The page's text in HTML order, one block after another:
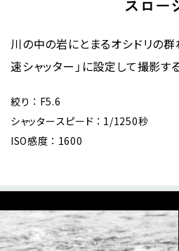
スロー
川の中の岩にとまるオシドリの
速シャッター」に設定して撮影す
絞り ： F5.6
シャッタースピード ： 1/1250秒
ISO感度 ： 1600